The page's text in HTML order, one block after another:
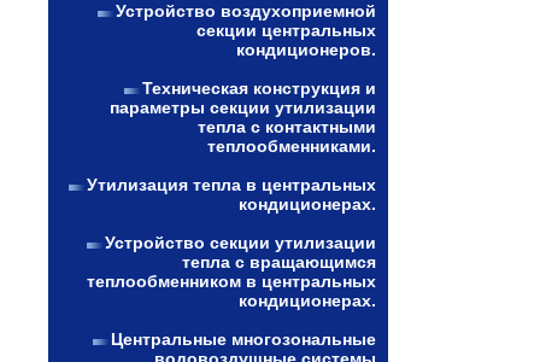
Устройство воздухоприемной
секции центральных
кондиционеров.
Техническая конструкция и
параметры секции утилизации
тепла с контактными
теплообменниками.
Утилизация тепла в центральных
кондиционерах.
Устройство секции утилизации
тепла с вращающимся
теплообменником в центральных
кондиционерах.
Центральные многозональные